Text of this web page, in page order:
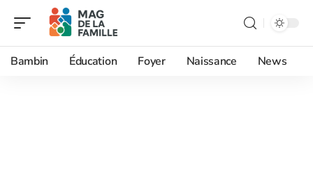
Bambin Éducation Foyer Naissance News